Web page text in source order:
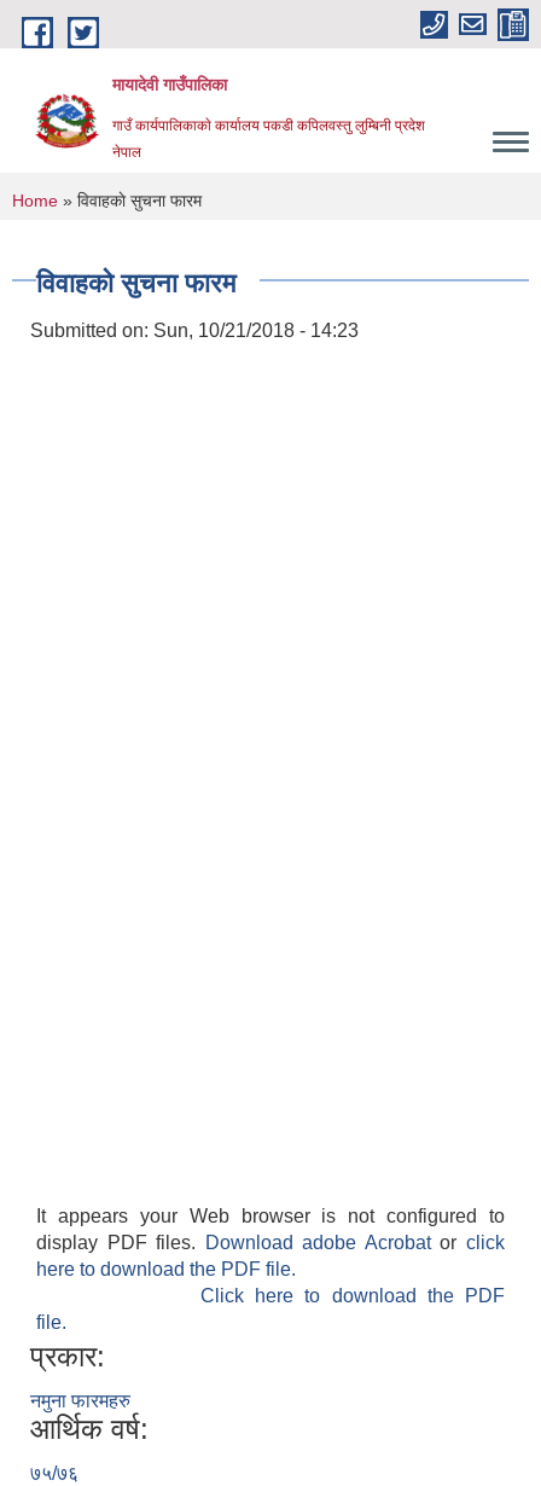
Skip to main content
मायादेवी गाउँपालिका
गाउँ कार्यपालिकाकाे कार्यालय पकडी कपिलवस्तु लुम्बिनी प्रदेश
नेपाल
You are here
Home » विवाहकाे सुचना फारम
विवाहकाे सुचना फारम
Submitted on: Sun, 10/21/2018 - 14:23
It appears your Web browser is not configured to
display PDF files.
Download adobe Acrobatorclick
here to download the PDF file.
Click here to download the PDF
file.
प्रकार:
नमुना फारमहरु
आर्थिक वर्ष:
७५/७६